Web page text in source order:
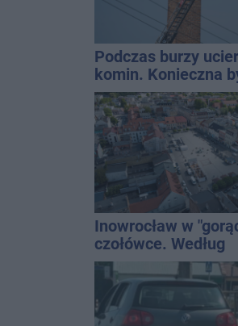
Podczas burzy
komin. Konieczna
interwencja
Inowrocław w
czołówce. Według
analizy Onetu
miasto jest jednym
najbardziej
na upały